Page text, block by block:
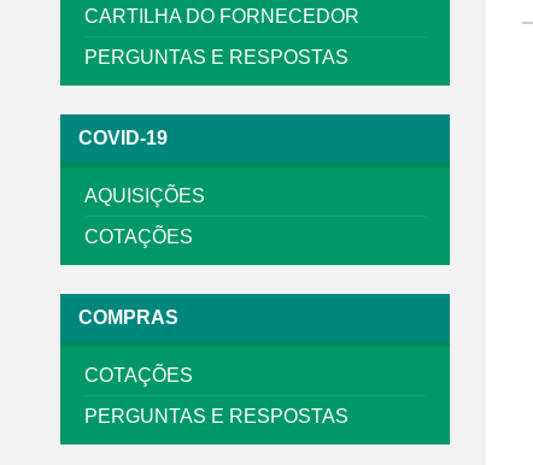
CARTILHA DO FORNECEDOR
PERGUNTAS E RESPOSTAS
COVID-19
AQUISIÇÕES
COTAÇÕES
COMPRAS
COTAÇÕES
PERGUNTAS E RESPOSTAS